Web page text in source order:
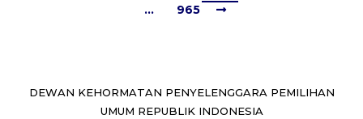
…
965
DEWAN KEHORMATAN PENYELENGGARA PEMILIHAN
UMUM REPUBLIK INDONESIA